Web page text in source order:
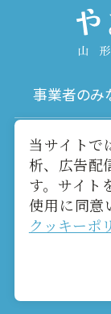
事業者のみ
写真ダウ
お役立
メールマ
Copyright
当サイトで
析、広告配
す。サイト
使用に同意
クッキーポ